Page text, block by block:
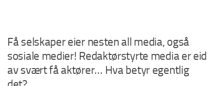
Få selskaper eier nesten all media, også
sosiale medier! Redaktørstyrte media er eid
av svært få aktører… Hva betyr egentlig